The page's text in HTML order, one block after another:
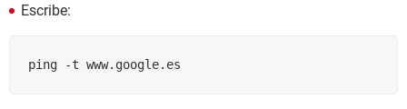
Escribe:
ping -t www.google.es